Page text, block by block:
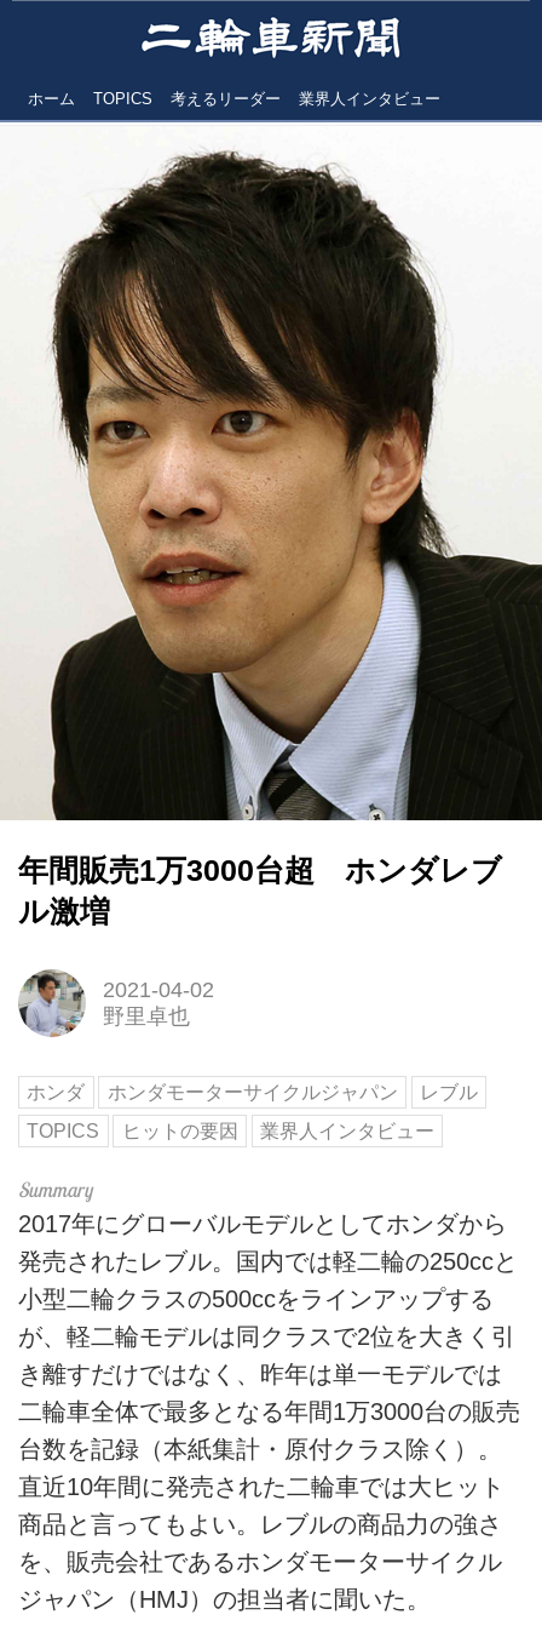
ホーム TOPICS 考えるリーダー 業界人インタビュー
年間販売1万3000台超 ホンダレブ
ル激増
2021-04-02
野里卓也
ホンダ ホンダモーターサイクルジャパン
レブル
TOPICS
ヒットの要因 業界人インタビュー
2017年にグローバルモデルとしてホンダから
発売されたレブル。国内では軽二輪の250ccと
小型二輪クラスの500ccをラインアップする
が、軽二輪モデルは同クラスで2位を大きく引
き離すだけではなく、昨年は単一モデルでは
二輪車全体で最多となる年間1万3000台の販売
台数を記録（本紙集計・原付クラス除く）。
直近10年間に発売された二輪車では大ヒット
商品と言ってもよい。レブルの商品力の強さ
を、販売会社であるホンダモーターサイクル
ジャパン（HMJ）の担当者に聞いた。